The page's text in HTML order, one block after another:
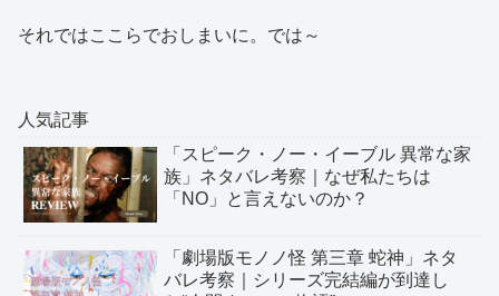
それではここらでおしまいに。では～
人気記事
「スピーク・ノー・イーブル 異常な家
族」ネタバレ考察｜なぜ私たちは
「NO」と言えないのか？
「劇場版モノノ怪 第三章 蛇神」ネタ
バレ考察｜シリーズ完結編が到達し